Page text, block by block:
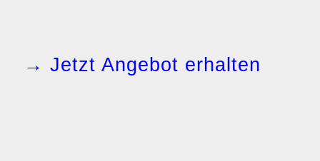
→ Jetzt Angebot erhalten